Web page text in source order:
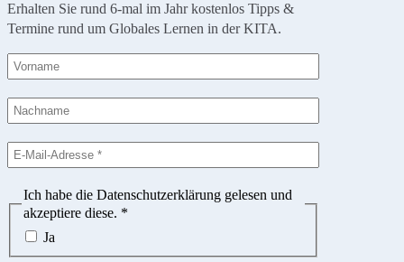
Erhalten Sie rund 6-mal im Jahr kostenlos Tipps &
Termine rund um Globales Lernen in der KITA.
Ich habe die Datenschutzerklärung gelesen und
akzeptiere diese. *
Ja